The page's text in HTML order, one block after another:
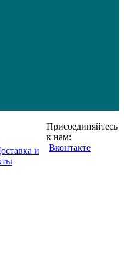
и
Присоединяйтесь
к нам:
Вконтакте